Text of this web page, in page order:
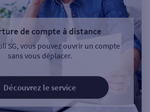
de compte à distance
SG, vous pouvez ouvrir un compte
sans vous déplacer.
Découvrez le service